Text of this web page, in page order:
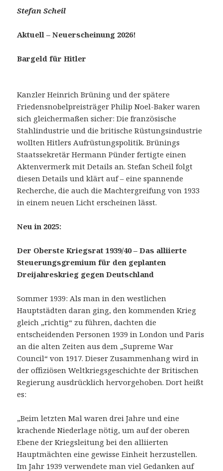
Stefan Scheil
Aktuell –Neuerscheinung 2026!
Bargeld für Hitler
Kanzler Heinrich Brüning und der spätere
Friedensnobelpreisträger Philip Noel-Baker waren
sich gleichermaßen sicher: Die französische
Stahlindustrie und die britische Rüstungsindustrie
wollten Hitlers Aufrüstungspolitik. Brünings
Staatssekretär Hermann Pünder fertigte einen
Aktenvermerk mit Details an. Stefan Scheil folgt
diesen Details und klärt auf – eine spannende
Recherche, die auch die Machtergreifung von 1933
in einem neuen Licht erscheinen lässt.
Neu in 2025:
Der Oberste Kriegsrat 1939/40 – Das alliierte
Steuerungsgremium für den geplanten
Dreijahreskrieg gegen Deutschland
Sommer 1939: Als man in den westlichen
Hauptstädten daran ging, den kommenden Krieg
gleich „richtig“ zu führen, dachten die
entscheidenden Personen 1939 in London und Paris
an die alten Zeiten aus dem „Supreme War
Council“ von 1917. Dieser Zusammenhang wird in
der offiziösen Weltkriegsgeschichte der Britischen
Regierung ausdrücklich hervorgehoben. Dort heißt
es:
„Beim letzten Mal waren drei Jahre und eine
krachende Niederlage nötig, um auf der oberen
Ebene der Kriegsleitung bei den alliierten
Hauptmächten eine gewisse Einheit herzustellen.
Im Jahr 1939 verwendete man viel Gedanken auf